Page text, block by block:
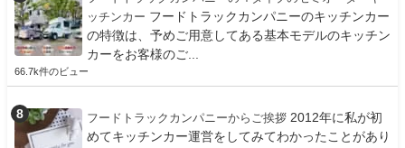
ッチンカー フードトラックカンパニーのキッチンカー
の特徴は、予めご用意してある基本モデルのキッチン
カーをお客様のご...
66.7k件のビュー
フードトラックカンパニーからご挨拶 2012年に私が初
めてキッチンカー運営をしてみてわかったことがあり